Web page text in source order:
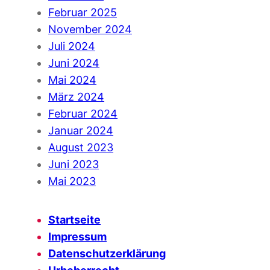
Februar 2025
November 2024
Juli 2024
Juni 2024
Mai 2024
März 2024
Februar 2024
Januar 2024
August 2023
Juni 2023
Mai 2023
Startseite
Impressum
Datenschutzerklärung